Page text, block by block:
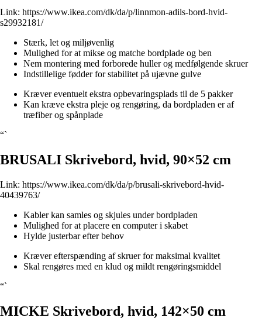
Link: https://www.ikea.com/dk/da/p/linnmon-adils-bord-hvid-
s29932181/
Stærk, let og miljøvenlig
Mulighed for at mikse og matche bordplade og ben
Nem montering med forborede huller og medfølgende skruer
Indstillelige fødder for stabilitet på ujævne gulve
Kræver eventuelt ekstra opbevaringsplads til de 5 pakker
Kan kræve ekstra pleje og rengøring, da bordpladen er af
træfiber og spånplade
“`
BRUSALI Skrivebord, hvid, 90×52 cm
Link: https://www.ikea.com/dk/da/p/brusali-skrivebord-hvid-
40439763/
Kabler kan samles og skjules under bordpladen
Mulighed for at placere en computer i skabet
Hylde justerbar efter behov
Kræver efterspænding af skruer for maksimal kvalitet
Skal rengøres med en klud og mildt rengøringsmiddel
“`
MICKE Skrivebord, hvid, 142×50 cm